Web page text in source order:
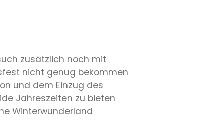
zusätzlich noch mit
nicht genug bekommen
und dem Einzug des
Jahreszeiten zu bieten
Winterwunderland